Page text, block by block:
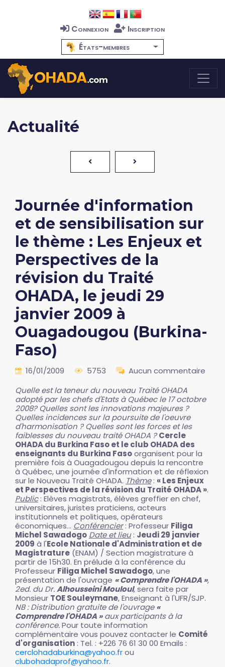
Connexion
Inscription
États-membres
Actualité
Journée d'information
et de sensibilisation sur
le thème : Les Enjeux et
Perspectives de la
révision du Traité
OHADA, le jeudi 29
janvier 2009 à
Ouagadougou (Burkina-
Faso)
16/01/2009 5753
Aucun commentaire
Quelle est la teneur du nouveau Traité OHADA
adopté par les chefs d'Etats à Québec le 17 octobre
2008? Quelles sont les innovations majeures ?
Quelles incidences sur la poursuite de l'oeuvre
d'harmonisation ? Quelles sont les forces et les
faiblesses du nouveau traité OHADA ? Cercle
OHADA du Burkina Faso et le club OHADA des
enseignants du Burkina Fasoorganisent pour la
première fois à Ouagadougou depuis la rencontre
à Québec, une journée d'information et de réflexion
sur le Nouveau Traité OHADA. Thème: « Les Enjeux
et Perspectives de la révision du Traité OHADA ».
Public: Elèves magistrats, élèves greffier en chef,
universitaires, juristes praticiens, acteurs
institutionnels et politiques, opérateurs
économiques... Conférencier: Professeur Filiga
Michel Sawadogo Date et lieu: Jeudi 29 janvier
2009 à l'Ecole Nationale d'Administration et de
Magistrature (ENAM) / Section magistrature à
partir de 15h30. En prélude à la conférence du
Professeur Filiga Michel Sawadogo, une
présentation de l'ouvrage « Comprendre l'OHADA »,
2ed. du Dr.Alhousseini Mouloul, sera faite par
Monsieur TOE Souleymane, Enseignant à l'UFR/SJP.
NB : Distribution gratuite de l'ouvrage «
Comprendre l'OHADA »aux participants à la
conférence.Pour toute information
complémentaire vous pouvez contacter le Comité
d'organisation : Tel. : +226 76 61 30 00 Emails :
cerclohadaburkina@yahoo.frou
clubohadaprof@yahoo.fr.